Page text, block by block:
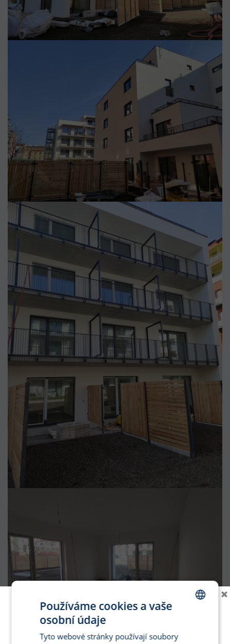
×
ENGLISH
Používáme cookies a vaše
osobní údaje
Tyto webové stránky používají soubory